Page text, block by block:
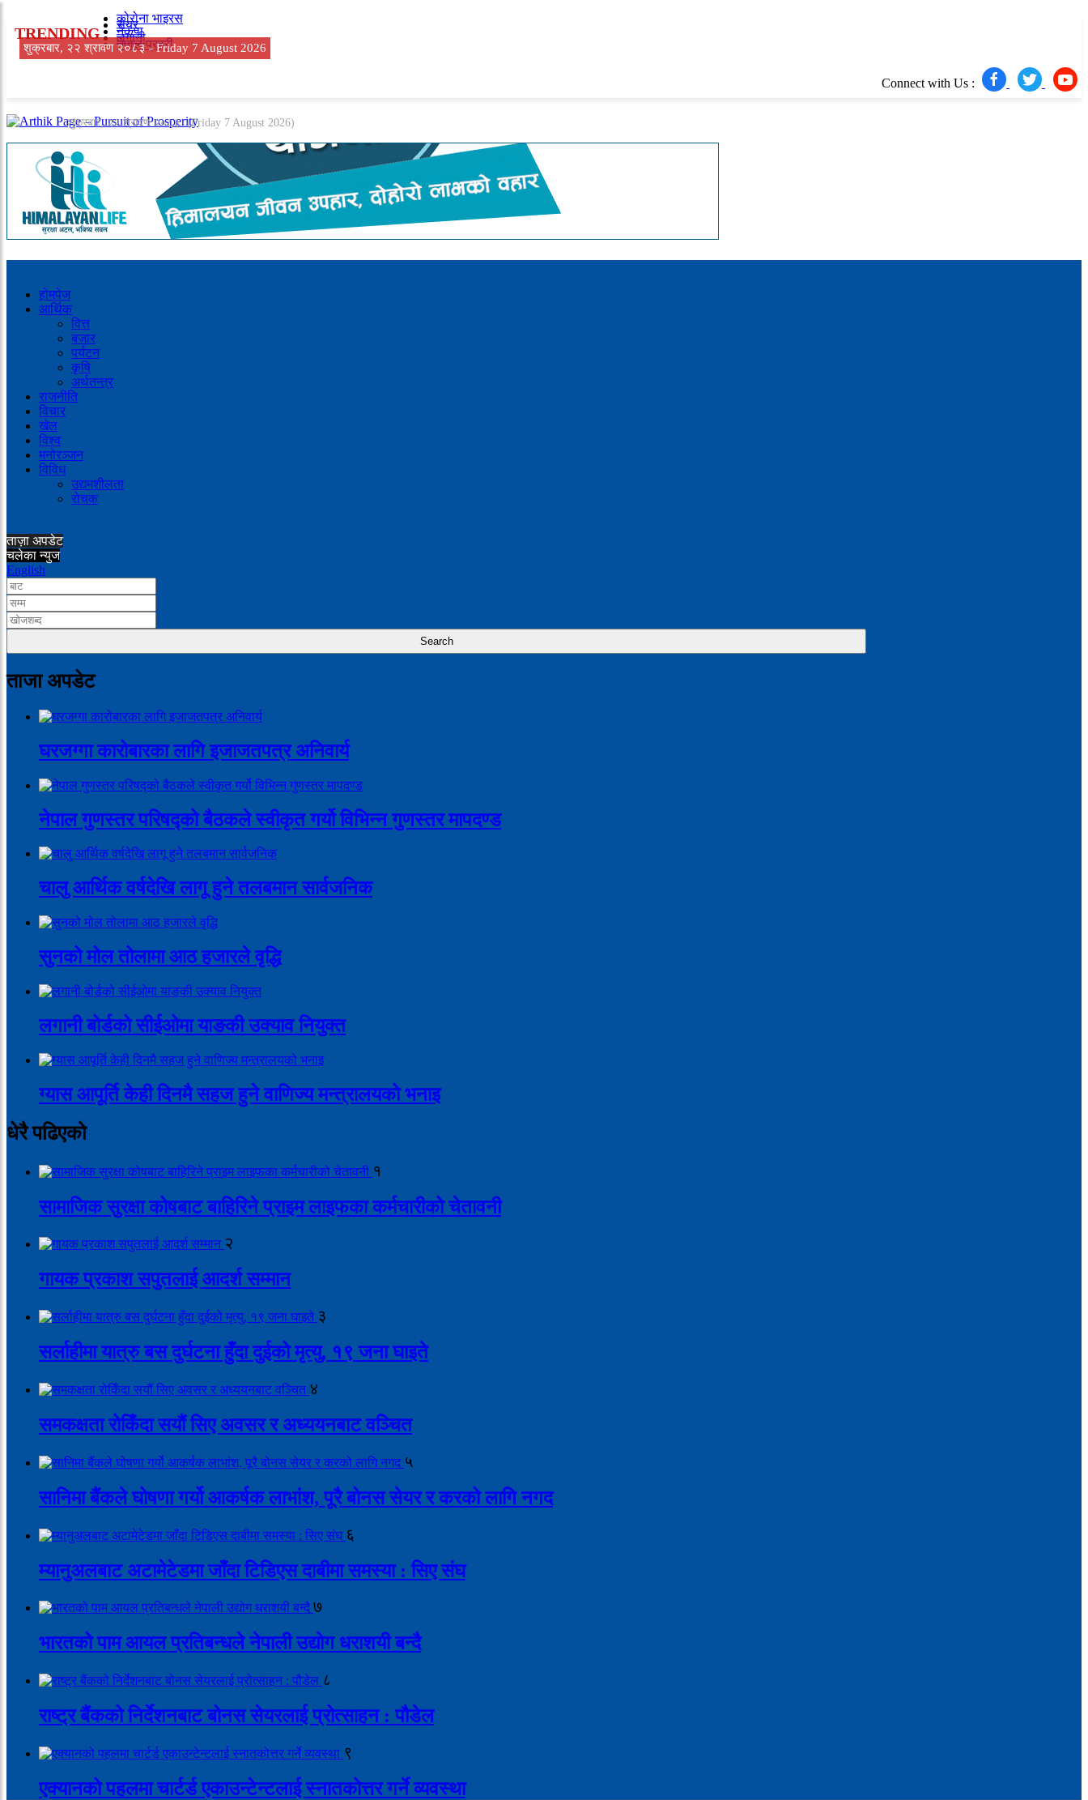
TRENDING
कोरोना भाइरस
सेयर
नेकपा
लगानी
नेपाल प्रहरी
Connect with Us :
शुक्रबार, २२ श्रावण २०८३ (Friday 7 August 2026)
शुक्रबार, २२ श्रावण २०८३ -Friday 7 August 2026
होमपेज
आर्थिक
वित्त
बजार
पर्यटन
कृषि
अर्थतन्त्र
राजनीति
विचार
खेल
विश्व
मनोरञ्जन
विविध
उद्यमशीलता
रोचक
ताज़ा अपडेट
चलेका न्युज
English
ताजा अपडेट
घरजग्गा कारोबारका लागि इजाजतपत्र अनिवार्य
नेपाल गुणस्तर परिषद्को बैठकले स्वीकृत गर्यो विभिन्न गुणस्तर मापदण्ड
चालु आर्थिक वर्षदेखि लागू हुने तलबमान सार्वजनिक
सुनको मोल तोलामा आठ हजारले वृद्धि
लगानी बोर्डको सीईओमा याङकी उक्याव नियुक्त
ग्यास आपूर्ति केही दिनमै सहज हुने वाणिज्य मन्त्रालयको भनाइ
धेरै पढिएको
१
सामाजिक सुरक्षा कोषबाट बाहिरिने प्राइम लाइफका कर्मचारीको चेतावनी
२
गायक प्रकाश सपुतलाई आदर्श सम्मान
३
सर्लाहीमा यात्रु बस दुर्घटना हुँदा दुईको मृत्यु, १९ जना घाइते
४
समकक्षता रोकिँदा सयौं सिए अवसर र अध्ययनबाट वञ्चित
५
सानिमा बैंकले घोषणा गर्यो आकर्षक लाभांश, पूरै बोनस सेयर र करको लागि नगद
६
म्यानुअलबाट अटामेटेडमा जाँदा टिडिएस दाबीमा समस्या : सिए संघ
७
भारतको पाम आयल प्रतिबन्धले नेपाली उद्योग धराशयी बन्दै
८
राष्ट्र बैंकको निर्देशनबाट बोनस सेयरलाई प्रोत्साहन : पौडेल
९
एक्यानको पहलमा चार्टर्ड एकाउन्टेन्टलाई स्नातकोत्तर गर्ने व्यवस्था